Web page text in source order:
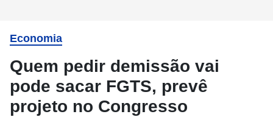
Economia
Quem pedir demissão vai
pode sacar FGTS, prevê
projeto no Congresso